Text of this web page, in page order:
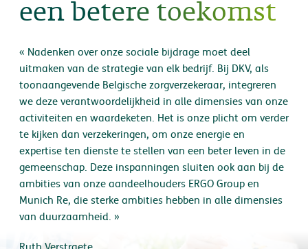
een betere toekomst
« Nadenken over onze sociale bijdrage moet deel
uitmaken van de strategie van elk bedrijf. Bij DKV, als
toonaangevende Belgische zorgverzekeraar, integreren
we deze verantwoordelijkheid in alle dimensies van onze
activiteiten en waardeketen. Het is onze plicht om verder
te kijken dan verzekeringen, om onze energie en
expertise ten dienste te stellen van een beter leven in de
gemeenschap. Deze inspanningen sluiten ook aan bij de
ambities van onze aandeelhouders ERGO Group en
Munich Re, die sterke ambities hebben in alle dimensies
van duurzaamheid. »